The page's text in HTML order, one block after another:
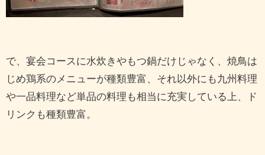
で、宴会コースに水炊きやもつ鍋だけじゃなく、焼鳥は
じめ鶏系のメニューが種類豊富、それ以外にも九州料理
や一品料理など単品の料理も相当に充実している上、ド
リンクも種類豊富。